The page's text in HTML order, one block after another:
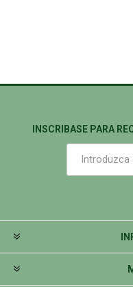
INSCRIBASE PARA